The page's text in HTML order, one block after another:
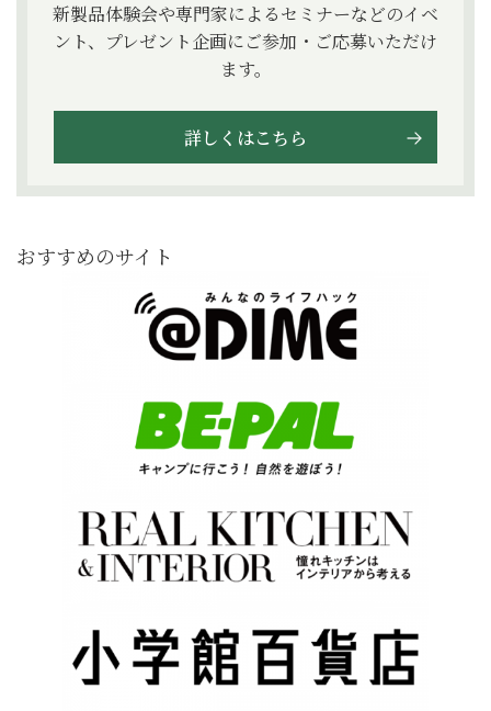
新製品体験会や専門家によるセミナーなどのイベ
ント、プレゼント企画にご参加・ご応募いただけ
ます。
詳しくはこちら
おすすめのサイト